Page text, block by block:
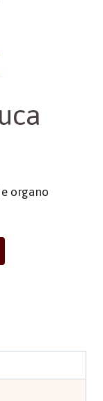
organo